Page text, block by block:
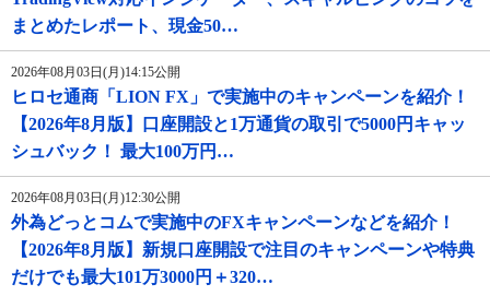
まとめたレポート、現金50…
2026年08月03日(月)14:15公開
ヒロセ通商「LION FX」で実施中のキャンペーンを紹介！
【2026年8月版】口座開設と1万通貨の取引で5000円キャッ
シュバック！ 最大100万円…
2026年08月03日(月)12:30公開
外為どっとコムで実施中のFXキャンペーンなどを紹介！
【2026年8月版】新規口座開設で注目のキャンペーンや特典
だけでも最大101万3000円＋320…